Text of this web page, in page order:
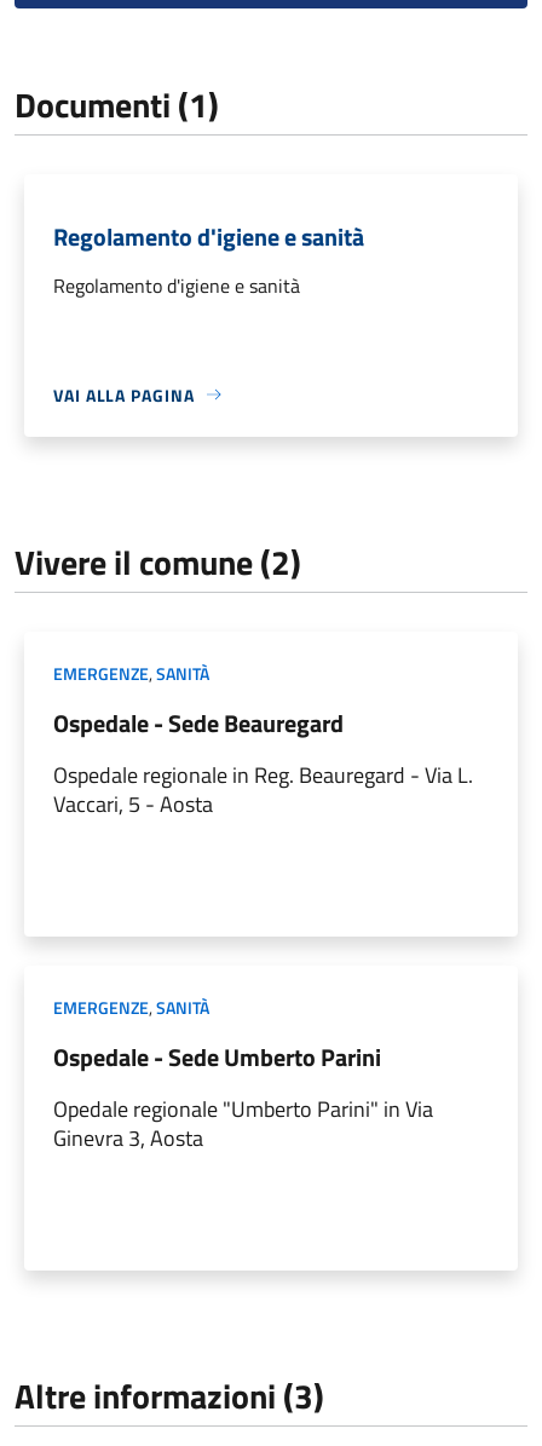
Documenti (1)
Regolamento d'igiene e sanità
Regolamento d'igiene e sanità
VAI ALLA PAGINA
Vivere il comune (2)
EMERGENZE,SANITÀ
Ospedale - Sede Beauregard
Ospedale regionale in Reg. Beauregard - Via L.
Vaccari, 5 - Aosta
EMERGENZE,SANITÀ
Ospedale - Sede Umberto Parini
Opedale regionale "Umberto Parini" in Via
Ginevra 3, Aosta
Altre informazioni (3)